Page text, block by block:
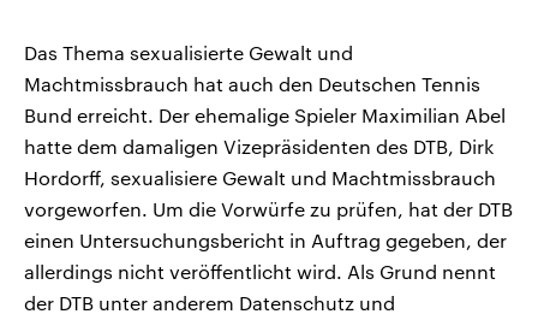
Das Thema sexualisierte Gewalt und
Machtmissbrauch hat auch den Deutschen Tennis
Bund erreicht. Der ehemalige Spieler Maximilian Abel
hatte dem damaligen Vizepräsidenten des DTB, Dirk
Hordorff, sexualisiere Gewalt und Machtmissbrauch
vorgeworfen. Um die Vorwürfe zu prüfen, hat der DTB
einen Untersuchungsbericht in Auftrag gegeben, der
allerdings nicht veröffentlicht wird. Als Grund nennt
der DTB unter anderem Datenschutz und